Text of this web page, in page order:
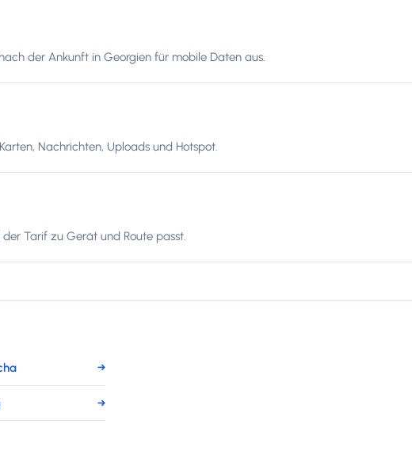
der Ankunft in Georgien für mobile Daten aus.
Nachrichten, Uploads und Hotspot.
Tarif zu Gerät und Route passt.
→
→